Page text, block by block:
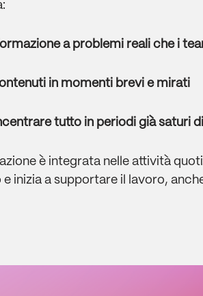
a problemi reali che i
in momenti brevi e mirati
tutto in periodi già saturi
è integrata nelle attività
inizia a supportare il lavoro,